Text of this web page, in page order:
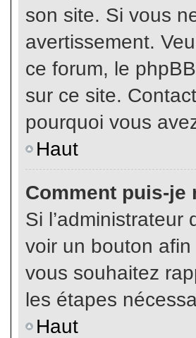
son site. Si vous
avertissement.
ce forum, le
sur ce site.
pourquoi vous
Haut
Comment puis-je
Si
voir un bouton
vous souhaitez
les étapes
Haut